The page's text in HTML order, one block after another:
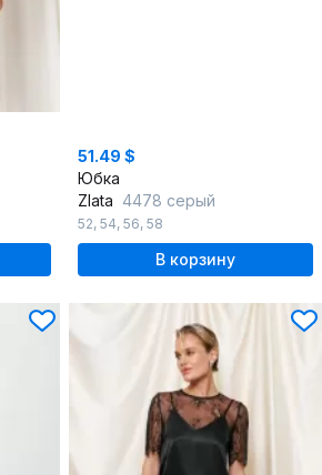
51.49 $
Юбка
Zlata 4478 серый
52, 54, 56, 58
В корзину